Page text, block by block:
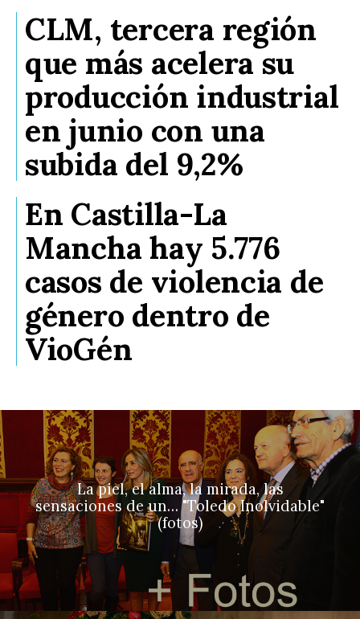
CLM, tercera región
que más acelera su
producción industrial
en junio con una
subida del 9,2%
En Castilla-La
Mancha hay 5.776
casos de violencia de
género dentro de
VioGén
La piel, el alma, la mirada, las
sensaciones de un… "Toledo Inolvidable"
(fotos)